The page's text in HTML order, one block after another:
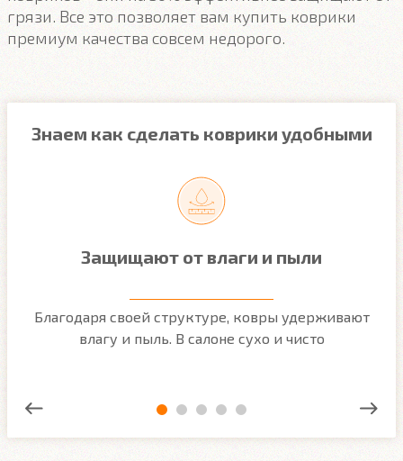
грязи. Все это позволяет вам купить коврики
премиум качества совсем недорого.
Знаем как сделать коврики удобными
Защищают от влаги и пыли
Благодаря своей структуре, ковры удерживают
влагу и пыль. В салоне сухо и чисто